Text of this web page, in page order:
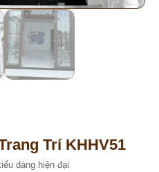
Trí KHHV51
dáng hiện đại